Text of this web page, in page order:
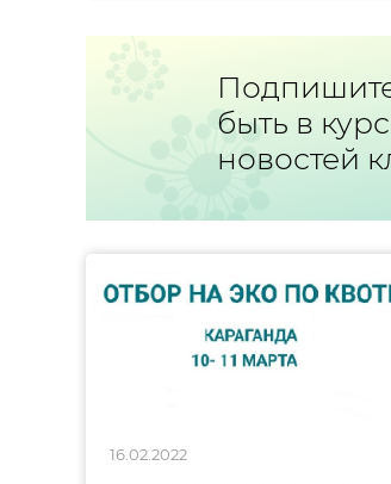
быть в
новостей
16.02.2022